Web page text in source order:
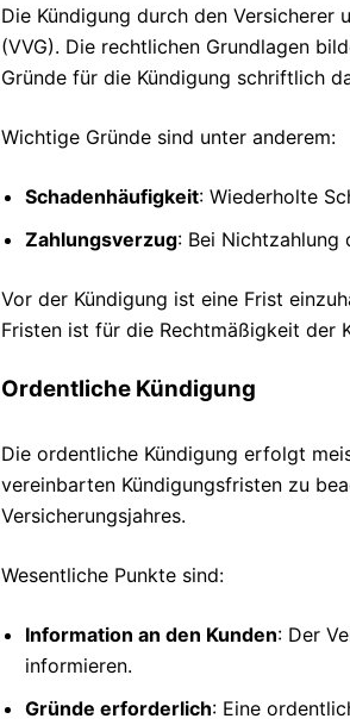
Die Kündigung durch den
(VVG). Die rechtlichen Grundlagen
Gründe für die Kündigung schriftlich
Wichtige Gründe sind unter anderem:
Schadenhäufigkeit: Wiederholte
Zahlungsverzug: Bei Nichtzahlung
Vor der Kündigung ist eine Frist
Fristen ist für die Rechtmäßigkeit der
Ordentliche Kündigung
Die ordentliche Kündigung erfolgt
vereinbarten Kündigungsfristen zu
Versicherungsjahres.
Wesentliche Punkte sind:
Information an den Kunden: Der
informieren.
Gründe erforderlich: Eine